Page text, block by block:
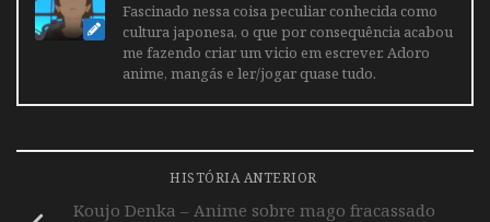
Fascinado nessa coisa peculiar conhecida como
cultura japonesa, o que por consequência acabou
me fazendo criar um vicio em escrever. Adoro
anime, mangás e ler/jogar quase tudo.
HISTÓRIA ANTERIOR
Koujo Denka – Anime sobre mago fracassado